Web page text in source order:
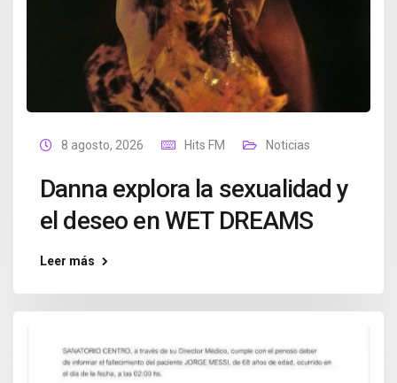
8 agosto, 2026 Hits FM Noticias
Danna explora la sexualidad y
el deseo en WET DREAMS
Leer más